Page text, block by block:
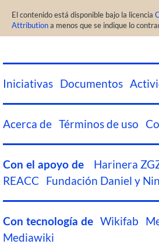
El contenido está disponible bajo la licencia
Attributiona menos que se indique lo
Iniciativas Documentos
Acerca de Términos de uso
Con el apoyo de Harinera
REACC
Fundación Daniel y
Con tecnología de Wikifab
Mediawiki